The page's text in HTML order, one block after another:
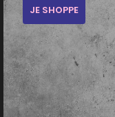
JE SHOPPE